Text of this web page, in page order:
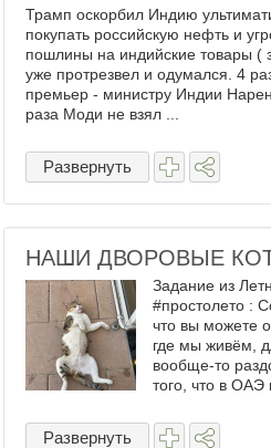
Трамп оскорбил Индию
покупать российскую нефть и
пошлины на индийские товары (
уже протрезвел и одумался. 4
премьер - министру Индии
раза Моди не взял ...
Развернуть
НАШИ ДВОРОВЫЕ
Задание из
#простолето :
что вы можете
где мы живём,
вообще-то
того, что в ОАЭ
религиозным
Поэтому
Развернуть